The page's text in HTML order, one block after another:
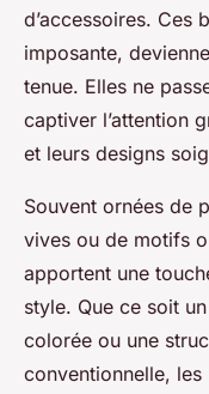
d’accessoires. Ces
imposante,
tenue. Elles ne
captiver l’attention
et leurs designs
Souvent ornées de
vives ou de motifs
apportent une
style. Que ce soit
colorée ou une
conventionnelle, les